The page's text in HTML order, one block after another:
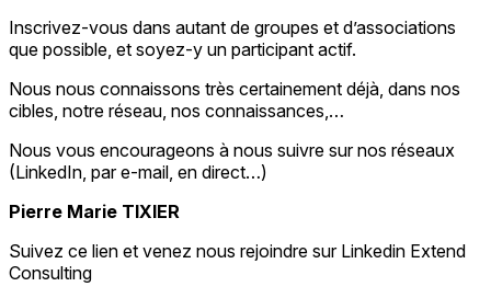
Inscrivez-vous dans autant de groupes et d’associations
que possible, et soyez-y un participant actif.
Nous nous connaissons très certainement déjà, dans nos
cibles, notre réseau, nos connaissances,…
Nous vous encourageons à nous suivre sur nos réseaux
(LinkedIn, par e-mail, en direct…)
Pierre Marie TIXIER
Suivez ce lien et venez nous rejoindre sur Linkedin Extend
Consulting